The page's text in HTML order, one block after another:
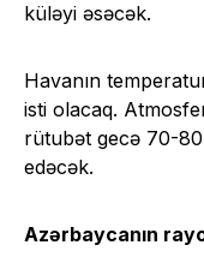
küləyi əsəcək.
Havanın
isti olacaq.
rütubət gecə 70-
edəcək.
Azərbaycanın